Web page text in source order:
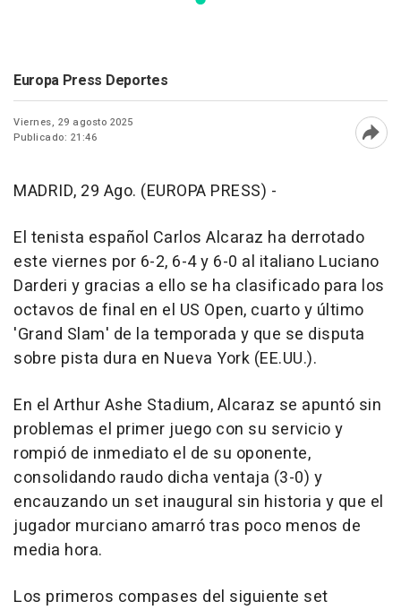
Europa Press Deportes
Viernes, 29 agosto 2025
Publicado: 21:46
MADRID, 29 Ago. (EUROPA PRESS) -
El tenista español Carlos Alcaraz ha derrotado
este viernes por 6-2, 6-4 y 6-0 al italiano Luciano
Darderi y gracias a ello se ha clasificado para los
octavos de final en el US Open, cuarto y último
'Grand Slam' de la temporada y que se disputa
sobre pista dura en Nueva York (EE.UU.).
En el Arthur Ashe Stadium, Alcaraz se apuntó sin
problemas el primer juego con su servicio y
rompió de inmediato el de su oponente,
consolidando raudo dicha ventaja (3-0) y
encauzando un set inaugural sin historia y que el
jugador murciano amarró tras poco menos de
media hora.
Los primeros compases del siguiente set